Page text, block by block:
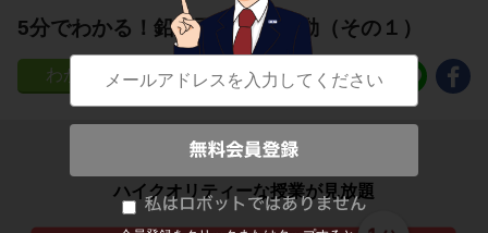
5分でわかる！鉛直面内の円運動（その１）
93
子どもの勉強から大人の学び直しまで
ハイクオリティーな授業が見放題